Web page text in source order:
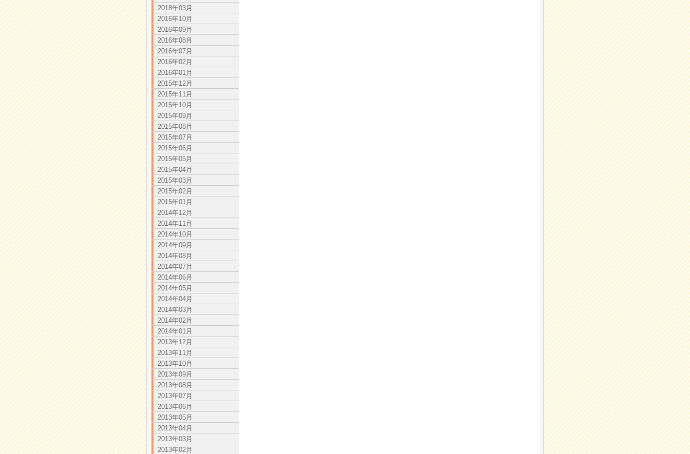
2018年03月
2016年10月
2016年09月
2016年08月
2016年07月
2016年02月
2016年01月
2015年12月
2015年11月
2015年10月
2015年09月
2015年08月
2015年07月
2015年06月
2015年05月
2015年04月
2015年03月
2015年02月
2015年01月
2014年12月
2014年11月
2014年10月
2014年09月
2014年08月
2014年07月
2014年06月
2014年05月
2014年04月
2014年03月
2014年02月
2014年01月
2013年12月
2013年11月
2013年10月
2013年09月
2013年08月
2013年07月
2013年06月
2013年05月
2013年04月
2013年03月
2013年02月